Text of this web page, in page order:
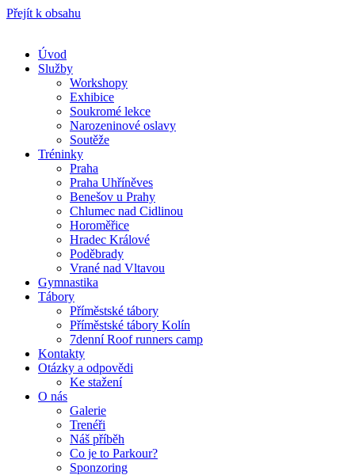
Přejít k obsahu
Úvod
Služby
Workshopy
Exhibice
Soukromé lekce
Narozeninové oslavy
Soutěže
Tréninky
Praha
Praha Uhříněves
Benešov u Prahy
Chlumec nad Cidlinou
Horoměřice
Hradec Králové
Poděbrady
Vrané nad Vltavou
Gymnastika
Tábory
Příměstské tábory
Příměstské tábory Kolín
7denní Roof runners camp
Kontakty
Otázky a odpovědi
Ke stažení
O nás
Galerie
Trenéři
Náš příběh
Co je to Parkour?
Sponzoring